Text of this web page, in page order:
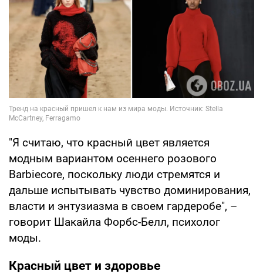
"Я считаю, что красный цвет является
модным вариантом осеннего розового
Barbiecore, поскольку люди стремятся и
дальше испытывать чувство доминирования,
власти и энтузиазма в своем гардеробе", –
говорит Шакайла Форбс-Белл, психолог
моды.
Красный цвет и здоровье